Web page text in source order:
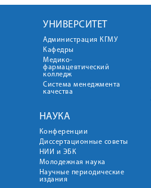
УНИВЕРСИТЕТ
Администрация КГМУ
Кафедры
Медико-
фармацевтический
колледж
Система менеджмента
качества
НАУКА
Конференции
Диссертационные советы
НИИ и ЭБК
Молодежная наука
Научные периодические
издания